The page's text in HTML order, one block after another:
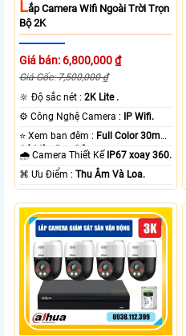
LẮp Camera Wifi Ngoài Trời Trọn
Bộ 2K
Giá bán: 6,800,000 ₫
Giá Gốc: 7,500,000 ₫
🔆 Độ sắc nét :2K Lite .
⚙ Công Nghệ Camera : IP Wifi.
⭐ Xem ban đêm : Full Color 30m
Có Màu Ban Ðêm.
🌧️ Camera Thiết Kế IP67 xoay 360.
️⌘ Ưu Điểm :Thu Âm Và Loa.